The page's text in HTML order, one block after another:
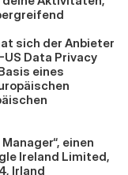
sich der Anbieter
Data Privacy
eines
einen
Ireland Limited,
Irland